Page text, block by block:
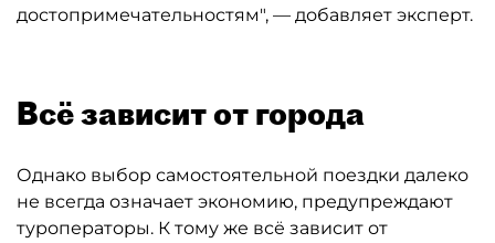
достопримечательностям", — добавляет эксперт.
Всё зависит от города
Однако выбор самостоятельной поездки далеко
не всегда означает экономию, предупреждают
туроператоры. К тому же всё зависит от